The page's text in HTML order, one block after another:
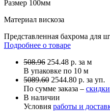
Размер 100мм
Материал вискоза
Представленная бахрома для
Подробнее о товаре
508.96 254.48 р. за м
В упаковке по 10 м
5089.60 2544.80 р. за уп.
По сумме заказа – скидки
В наличии
Условия работы и